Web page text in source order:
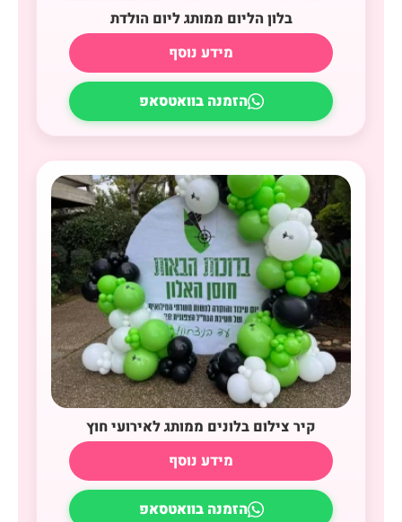
בלון הליום ממותג ליום הולדת
מידע נוסף
הזמנה בוואטסאפ
קיר צילום בלונים ממותג לאירועי חוץ
מידע נוסף
הזמנה בוואטסאפ